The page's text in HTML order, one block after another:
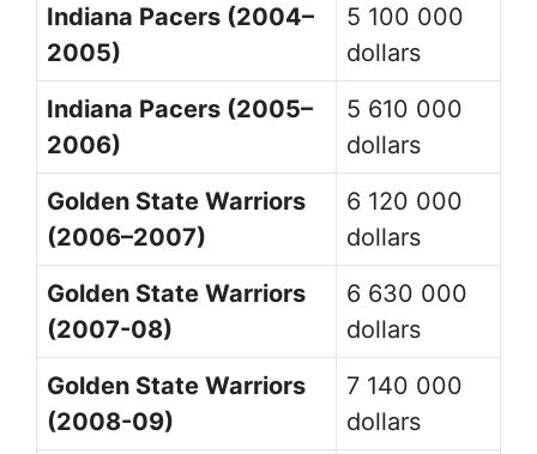
Indiana Pacers (2004–
2005)
5 100 000
dollars
Indiana Pacers (2005–
2006)
5 610 000
dollars
Golden State Warriors
(2006–2007)
6 120 000
dollars
Golden State Warriors
(2007-08)
6 630 000
dollars
Golden State Warriors
(2008-09)
7 140 000
dollars